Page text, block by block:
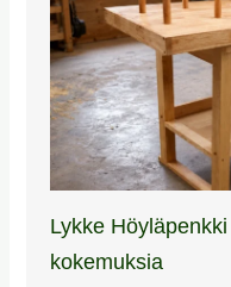
Lykke
kokemuksia